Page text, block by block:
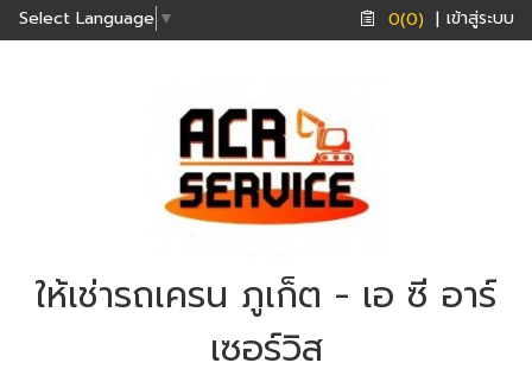
Select Language ▼ 0(0) | เข้าสู่ระบบ
ให้เช่ารถเครน ภูเก็ต - เอ ซี อาร์
เซอร์วิส